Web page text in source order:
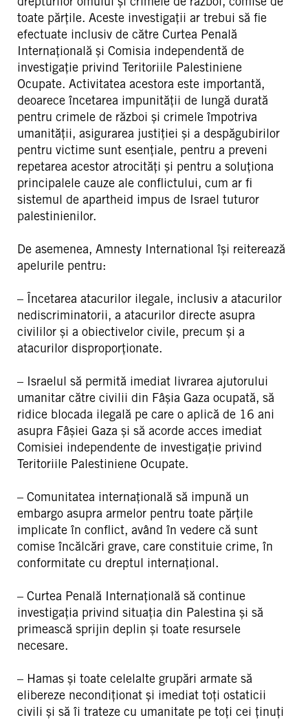
toate părțile. Aceste investigații ar trebui să fie
efectuate inclusiv de către Curtea Penală
Internațională și Comisia independentă de
investigație privind Teritoriile Palestiniene
Ocupate. Activitatea acestora este importantă,
deoarece încetarea impunității de lungă durată
pentru crimele de război și crimele împotriva
umanității, asigurarea justiției și a despăgubirilor
pentru victime sunt esențiale, pentru a preveni
repetarea acestor atrocități și pentru a soluționa
principalele cauze ale conflictului, cum ar fi
sistemul de apartheid impus de Israel tuturor
palestinienilor.
De asemenea, Amnesty International își reiterează
apelurile pentru:
– Încetarea atacurilor ilegale, inclusiv a atacurilor
nediscriminatorii, a atacurilor directe asupra
civililor și a obiectivelor civile, precum și a
atacurilor disproporționate.
– Israelul să permită imediat livrarea ajutorului
umanitar către civilii din Fâșia Gaza ocupată, să
ridice blocada ilegală pe care o aplică de 16 ani
asupra Fâșiei Gaza și să acorde acces imediat
Comisiei independente de investigație privind
Teritoriile Palestiniene Ocupate.
– Comunitatea internațională să impună un
embargo asupra armelor pentru toate părțile
implicate în conflict, având în vedere că sunt
comise încălcări grave, care constituie crime, în
conformitate cu dreptul internațional.
– Curtea Penală Internațională să continue
investigația privind situația din Palestina și să
primească sprijin deplin și toate resursele
necesare.
– Hamas și toate celelalte grupări armate să
elibereze necondiționat și imediat toți ostaticii
civili și să îi trateze cu umanitate pe toți cei ținuți